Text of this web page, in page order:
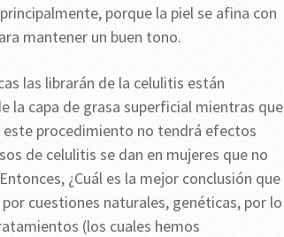
porque la piel se afina con
mantener un buen tono.
las librarán de la celulitis están
la capa de grasa superficial mientras que
este procedimiento no tendrá efectos
de celulitis se dan en mujeres que no
¿Cuál es la mejor conclusión que
cuestiones naturales, genéticas, por lo
(los cuales hemos